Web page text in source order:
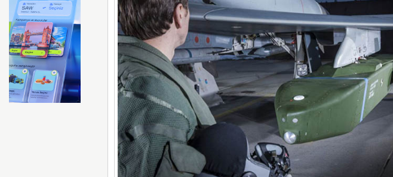
Emirates ile Arsenal sözleşmeyi 2033 yılına uzattı